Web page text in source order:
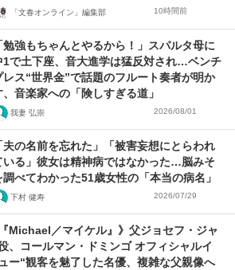
「文春オンライン」編集部 10時間前
勉強もちゃんとやるから！」スパルタ母に
1で土下座、音大進学は猛反対され…ベンチ
レス“世界金”で話題のフルート奏者が明か
、音楽家への「険しすぎる道」
我妻 弘崇 2026/08/01
夫の名前を忘れた」「被害妄想にとらわれ
いる」彼女は精神病ではなかった…脳みそ
調べてわかった51歳女性の「本当の病名」
下村 健寿 2026/07/29
『Michael／マイケル』》父ジョセフ・ジャ
、コールマン・ドミンゴ オフィシャルイ
ー“観客を魅了した名優、複雑な父親像へ